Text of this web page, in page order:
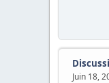
Juin 18,